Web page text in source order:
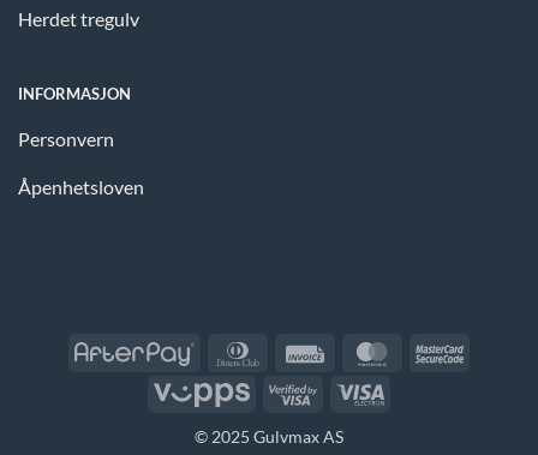
Herdet tregulv
INFORMASJON
Personvern
Åpenhetsloven
AfterPay
Dinners
Invoice MasterCard
Vipps
Visa
Visa
© 2025 Gulvmax AS